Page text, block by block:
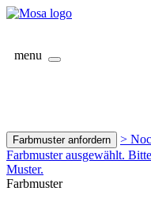
menu
Farbmuster anfordern
>
Farbmuster ausgewählt.
Muster.
Farbmuster